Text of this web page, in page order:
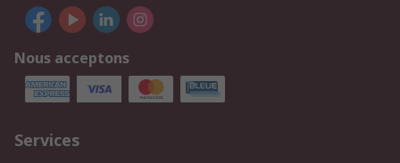
Nous acceptons
Services